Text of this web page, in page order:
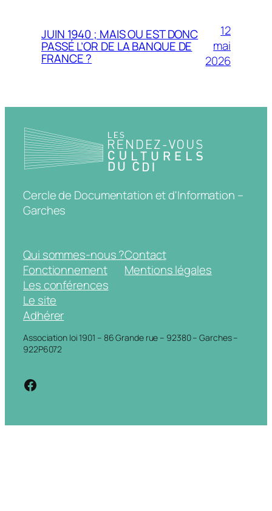
JUIN 1940 ; MAIS OU EST DONC
PASSÉ L’OR DE LA BANQUE DE
FRANCE ?
12
mai
2026
Cercle de Documentation et d'Information –
Garches
Qui sommes-nous ?
Fonctionnement
Les conférences
Le site
Adhérer
Contact
Mentions légales
Association loi 1901 – 86 Grande rue – 92380 – Garches –
922P6072
https://www.facebook.com/